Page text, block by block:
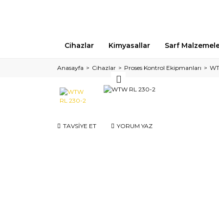
Cihazlar Kimyasallar Sarf
Anasayfa Cihazlar Proses Kontrol Ekipmanları
TAVSİYE ET YORUM YAZ